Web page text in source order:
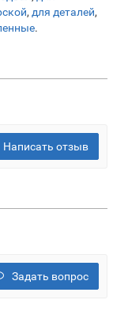
, для деталей,
.
Написать отзыв
Задать вопрос